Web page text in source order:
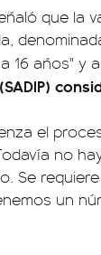
que la
16 años" y
el
no
Se
un